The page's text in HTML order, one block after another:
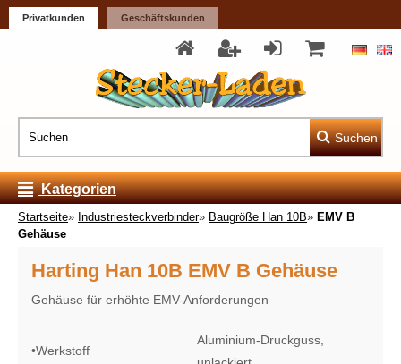
Privatkunden Geschäftskunden
Suchen
Kategorien
Startseite» Industriesteckverbinder» Baugröße Han 10B» EMV B
Gehäuse
Harting Han 10B EMV B Gehäuse
Gehäuse für erhöhte EMV-Anforderungen
•Werkstoff
Aluminium-Druckguss,